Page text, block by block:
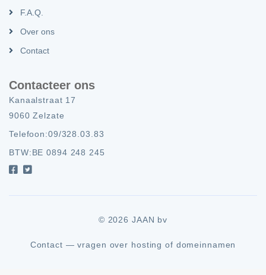
F.A.Q.
Over ons
Contact
Contacteer ons
Kanaalstraat 17
9060 Zelzate
Telefoon:09/328.03.83
BTW:BE 0894 248 245
© 2026 JAAN bv
Contact — vragen over hosting of domeinnamen